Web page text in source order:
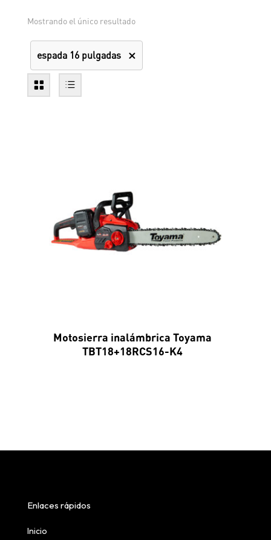
Mostrando el único resultado
espada 16 pulgadas
Motosierra inalámbrica Toyama
TBT18+18RCS16-K4
Enlaces rápidos
Inicio